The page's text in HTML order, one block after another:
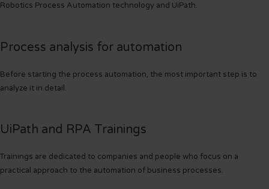
Robotics Process Automation technology and UiPath.
Process analysis for automation
Before starting the process automation, the most important step is to
analyze it in detail.
UiPath and RPA Trainings
Trainings are dedicated to companies and people who focus on a
practical approach to the automation of business processes.